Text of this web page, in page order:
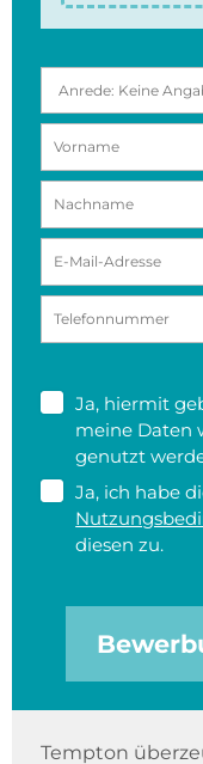
Ja, hiermit
meine Daten
genutzt
Ja, ich habe
diesen zu.
Tempton